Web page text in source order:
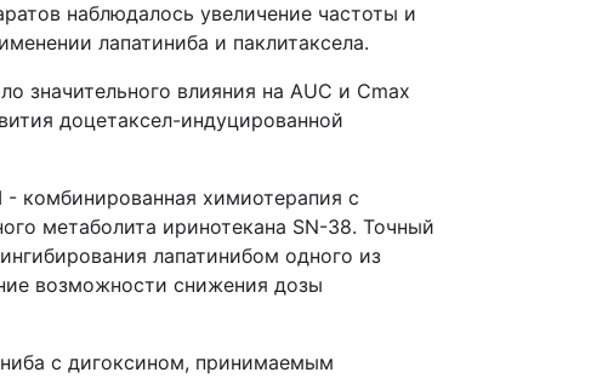
наблюдалось увеличение частоты и
лапатиниба и паклитаксела.
значительного влияния на AUC и Cmax
доцетаксел-индуцированной
комбинированная химиотерапия с
метаболита иринотекана SN-38. Точный
лапатинибом одного из
возможности снижения дозы
с дигоксином, принимаемым